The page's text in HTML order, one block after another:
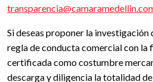
Si deseas proponer la investigación
regla de conducta comercial con la
certificada como costumbre
descarga y diligencia la totalidad